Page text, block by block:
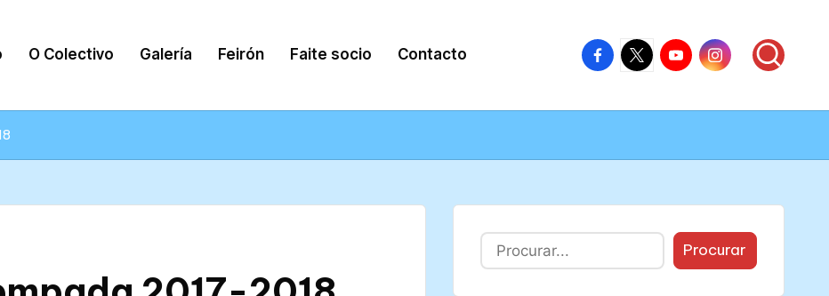
O Colectivo Galería Feirón Faite socio Contacto
Facebook
–
Nós
X
–
Nós
Youtube
–
Nós
Instagram
–
Nós
Buscar Procurar